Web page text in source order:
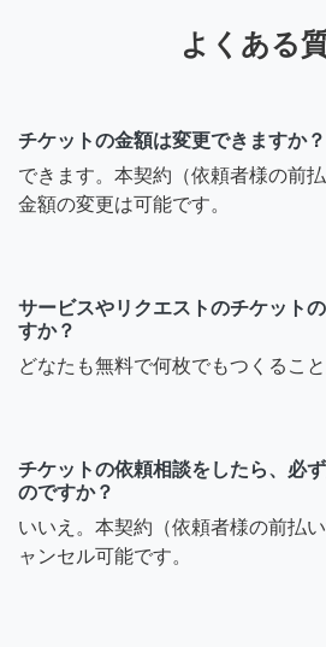
よくある
チケットの金額は変更できますか？
できます。本契約（依頼者様の前
金額の変更は可能です。
サービスやリクエストのチケット
すか？
どなたも無料で何枚でもつくるこ
チケットの依頼相談をしたら、必
のですか？
いいえ。本契約（依頼者様の前払
ャンセル可能です。